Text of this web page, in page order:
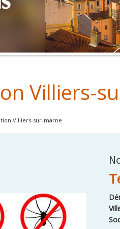
Villiers-
Villiers-sur-marne